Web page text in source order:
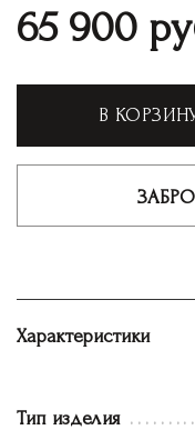
65 900
В
Характеристики
Тип изделия